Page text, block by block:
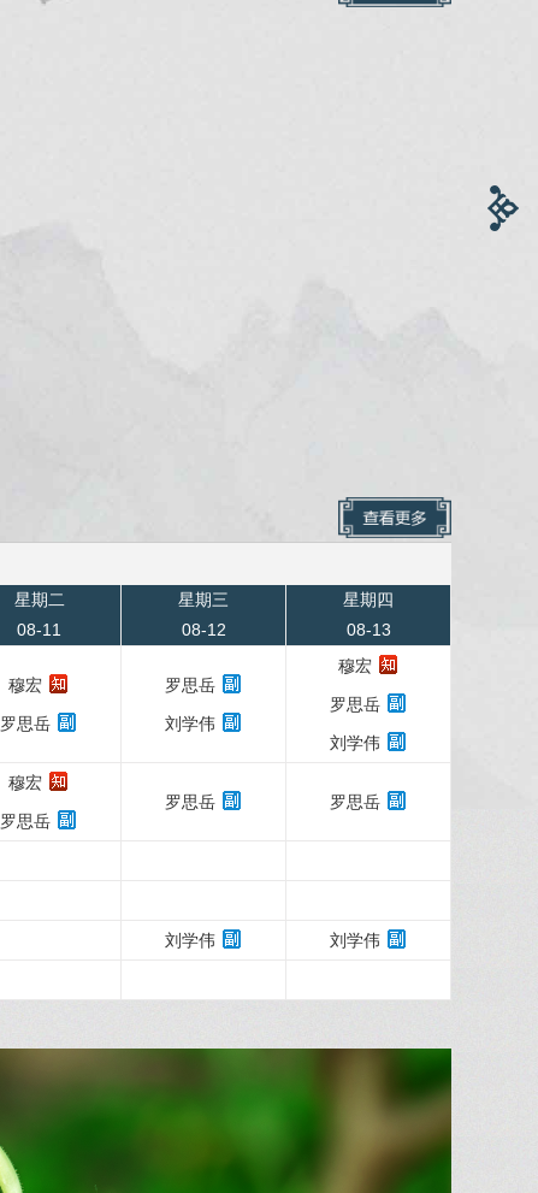
星期二
08-11
星期三
08-12
星期四
08-13
穆宏
罗思岳
罗思岳
刘学伟
穆宏
罗思岳
刘学伟
穆宏
罗思岳
罗思岳 罗思岳
刘学伟 刘学伟